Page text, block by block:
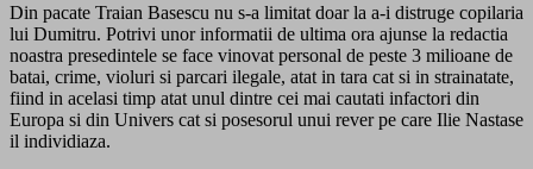
Din pacate Traian Basescu nu s-a limitat doar la a-i distruge copilaria
lui Dumitru. Potrivi unor informatii de ultima ora ajunse la redactia
noastra presedintele se face vinovat personal de peste 3 milioane de
batai, crime, violuri si parcari ilegale, atat in tara cat si in strainatate,
fiind in acelasi timp atat unul dintre cei mai cautati infactori din
Europa si din Univers cat si posesorul unui rever pe care Ilie Nastase
il individiaza.